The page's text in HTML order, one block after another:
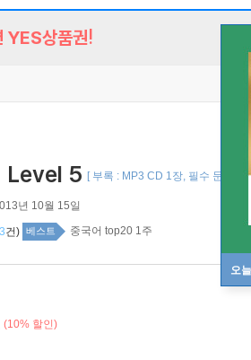
Lab
오
YES상품권!
Level 5 [ 부록 : MP3 CD 1장, 필수 문형 카
년 10월 15일
건) 베스트 중국어 top20 1주
(10% 할인)